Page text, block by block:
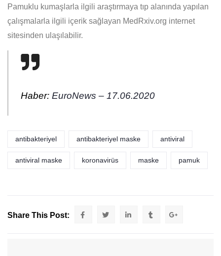
Pamuklu kumaşlarla ilgili araştırmaya tıp alanında yapılan
çalışmalarla ilgili içerik sağlayan MedRxiv.org internet
sitesinden ulaşılabilir.
Haber: EuroNews – 17.06.2020
antibakteriyel antibakteriyel maske antiviral
antiviral maske koronavirüs maske pamuk
Share This Post: